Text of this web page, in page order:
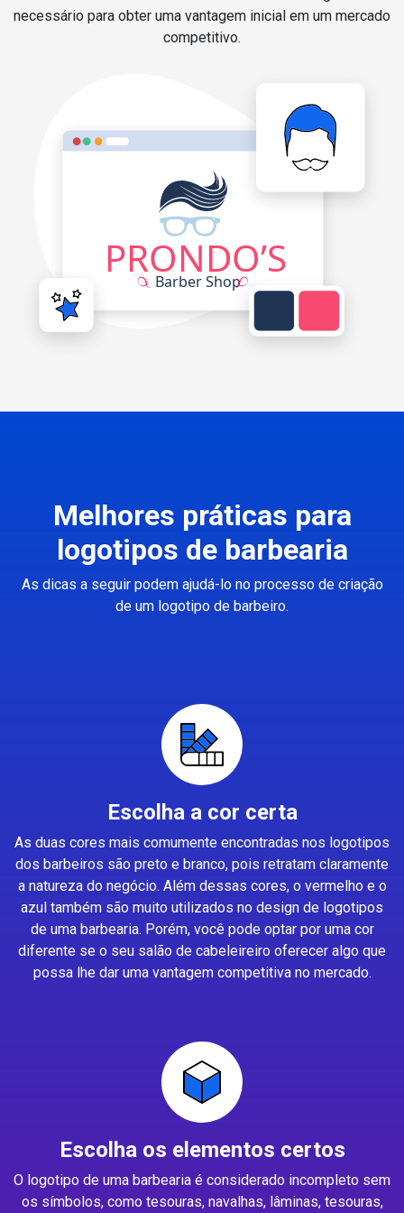
necessário para obter uma vantagem inicial em um mercado
competitivo.
Melhores práticas para
logotipos de barbearia
As dicas a seguir podem ajudá-lo no processo de criação
de um logotipo de barbeiro.
Escolha a cor certa
As duas cores mais comumente encontradas nos logotipos
dos barbeiros são preto e branco, pois retratam claramente
a natureza do negócio. Além dessas cores, o vermelho e o
azul também são muito utilizados no design de logotipos
de uma barbearia. Porém, você pode optar por uma cor
diferente se o seu salão de cabeleireiro oferecer algo que
possa lhe dar uma vantagem competitiva no mercado.
Escolha os elementos certos
O logotipo de uma barbearia é considerado incompleto sem
os símbolos, como tesouras, navalhas, lâminas, tesouras,